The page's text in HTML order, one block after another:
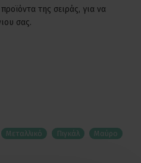
της σειράς, για να
σας.
Μεταλλικό Πιγκάλ
Μαύρο